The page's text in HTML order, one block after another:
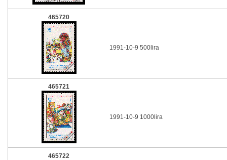
465720
1991-10-9 500lira
465721
1991-10-9 1000lira
465722